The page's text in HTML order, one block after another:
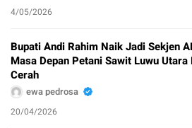
4/05/2026
Bupati Andi Rahim Naik Jadi Sekjen
Masa Depan Petani Sawit Luwu
Cerah
ewa pedrosa
20/04/2026